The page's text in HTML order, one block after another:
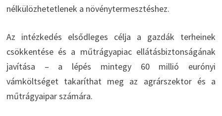
nélkülözhetetlenek a növénytermesztéshez.
Az intézkedés elsődleges célja a gazdák terheinek
csökkentése és a műtrágyapiac ellátásbiztonságának
javítása – a lépés mintegy 60 millió eurónyi
vámköltséget takaríthat meg az agrárszektor és a
műtrágyaipar számára.